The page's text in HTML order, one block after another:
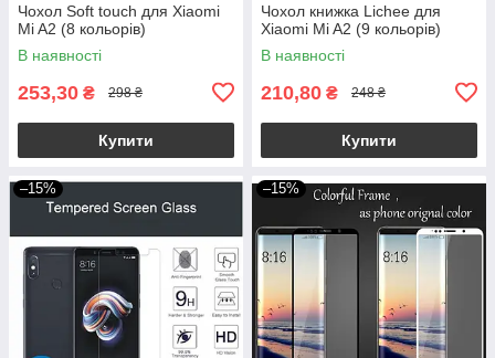
Чохол Soft touch для Xiaomi
Mi A2 (8 кольорів)
В наявності
253,30 ₴ 298 ₴
Купити
Чохол книжка Lichee для
Xiaomi Mi A2 (9 кольорів)
В наявності
210,80 ₴ 248 ₴
Купити
–15% –15%